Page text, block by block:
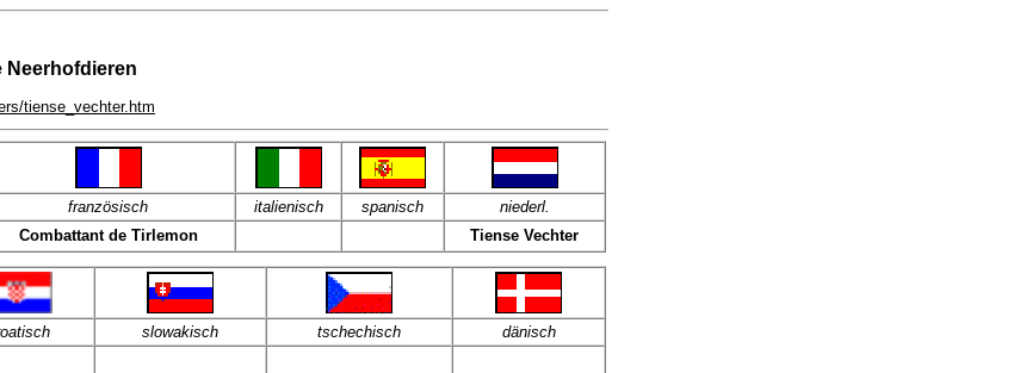
Neerhofdieren
tiense_vechter.htm
französisch italienisch spanisch
niederl.
Combattant de Tirlemon Tiense Vechter
slowakisch tschechisch
dänisch